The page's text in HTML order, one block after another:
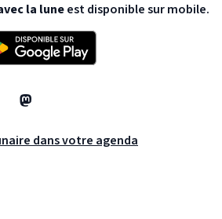
la luneest disponible sur mobile.
Mastodon
dans votre agenda